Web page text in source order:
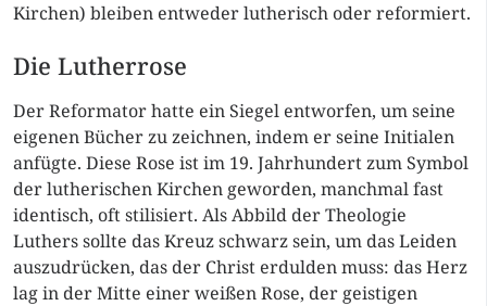
Kirchen) bleiben entweder lutherisch oder reformiert.
Die Lutherrose
Der Reformator hatte ein Siegel entworfen, um seine
eigenen Bücher zu zeichnen, indem er seine Initialen
anfügte. Diese Rose ist im 19. Jahrhundert zum Symbol
der lutherischen Kirchen geworden, manchmal fast
identisch, oft stilisiert. Als Abbild der Theologie
Luthers sollte das Kreuz schwarz sein, um das Leiden
auszudrücken, das der Christ erdulden muss: das Herz
lag in der Mitte einer weißen Rose, der geistigen